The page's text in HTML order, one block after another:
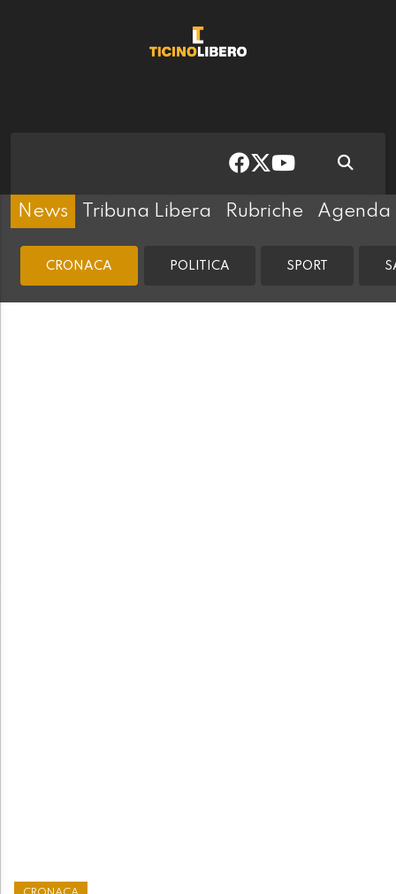
News Tribuna Libera Rubriche Agenda
CRONACA POLITICA SPORT